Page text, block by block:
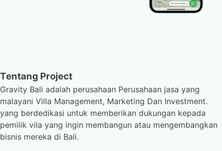
Tentang Project
Gravity Bali adalah perusahaan Perusahaan jasa yang
malayani Villa Management, Marketing Dan Investment.
yang berdedikasi untuk memberikan dukungan kepada
pemilik vila yang ingin membangun atau mengembangkan
bisnis mereka di Bali.